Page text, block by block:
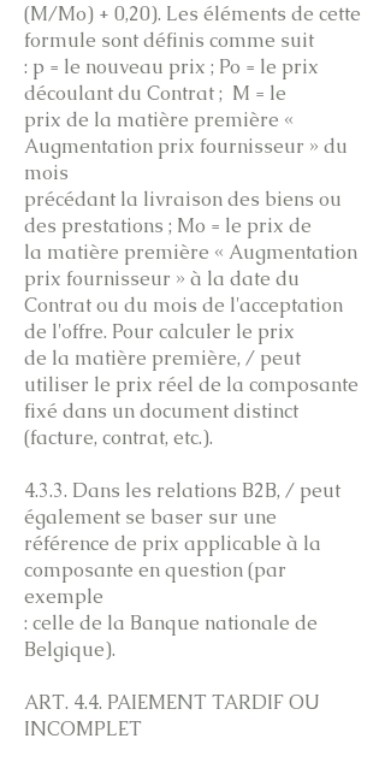
(M/Mo) + 0,20). Les éléments de cette
formule sont définis comme suit
: p = le nouveau prix ; Po = le prix
découlant du Contrat ; M = le
prix de la matière première «
Augmentation prix fournisseur » du
mois
précédant la livraison des biens ou
des prestations ; Mo = le prix de
la matière première « Augmentation
prix fournisseur » à la date du
Contrat ou du mois de l'acceptation
de l'offre. Pour calculer le prix
de la matière première, / peut
utiliser le prix réel de la composante
fixé dans un document distinct
(facture, contrat, etc.).
4.3.3. Dans les relations B2B, / peut
également se baser sur une
référence de prix applicable à la
composante en question (par
exemple
: celle de la Banque nationale de
Belgique).
ART. 4.4. PAIEMENT TARDIF OU
INCOMPLET